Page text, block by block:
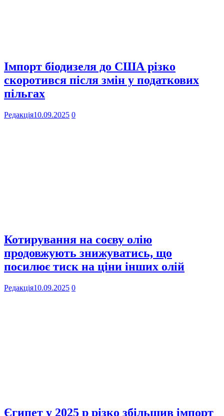
Імпорт біодизеля до США різко
скоротився після змін у податкових
пільгах
Редакція10.09.2025 0
Котирування на соєву олію
продовжують знижуватись, що
посилює тиск на ціни інших олій
Редакція10.09.2025 0
Єгипет у 2025 р різко збільшив імпорт